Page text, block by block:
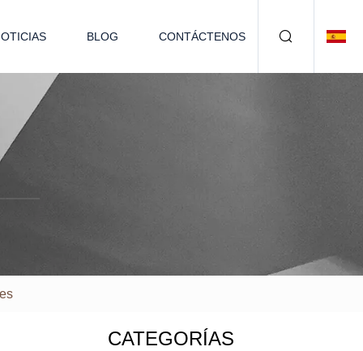
BLOG CONTÁCTENOS
CATEGORÍAS